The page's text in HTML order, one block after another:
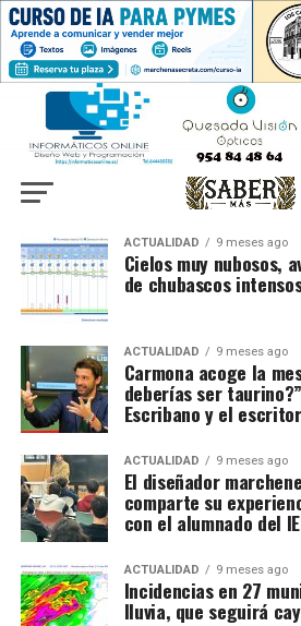
ACTUALIDAD 9 meses ago
Cielos muy nubosos,
de chubascos
ACTUALIDAD 9 meses ago
Carmona acoge la
deberías ser
Escribano y el
ACTUALIDAD 9 meses ago
El diseñador
comparte su
con el alumnado del
ACTUALIDAD 9 meses ago
Incidencias en 27
lluvia, que seguirá